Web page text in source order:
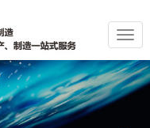
切
换
导
航